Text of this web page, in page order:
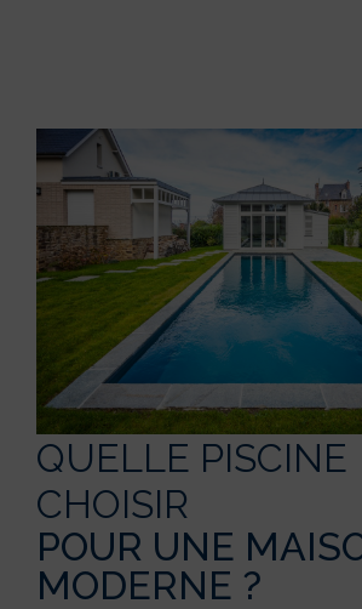
QUELLE PISCINE
CHOISIR
POUR UNE
MODERNE ?